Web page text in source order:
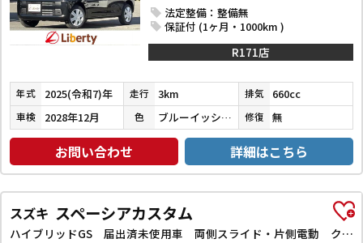
法定整備：整備無
保証付 (1ヶ月・1000km )
R171店
年式 2025(令和7)年 走行 3km 排気 660cc
車検 2028年12月 色 ブルーイッシュブラックパール３ 修復 無
お問い合わせ 詳細はこちら
スズキ スペーシアカスタム
ハイブリッドGS 届出済未使用車 両側スライド・片側電動 クリアランスソナー オートクルーズコントロール レーンアシスト 衝突被害軽減システム オートライト LEDヘッドランプ スマートキー アイドリングストップ